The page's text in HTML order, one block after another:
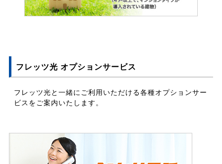
フレッツ光 オプションサービス
フレッツ光と一緒にご利用いただける各種オプションサー
ビスをご案内いたします。